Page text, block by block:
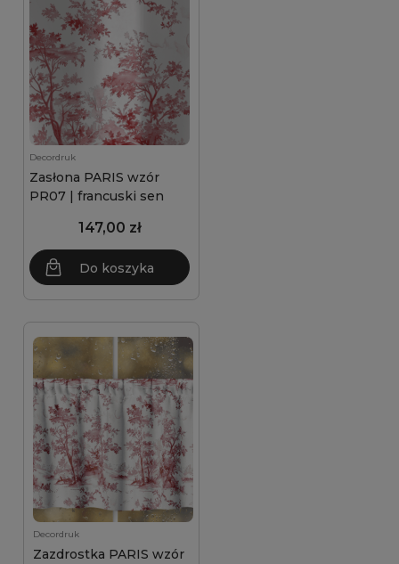
Decordruk
Zasłona PARIS wzór
PR07 | francuski sen
147,00 zł
Do koszyka
Decordruk
Zazdrostka PARIS wzór